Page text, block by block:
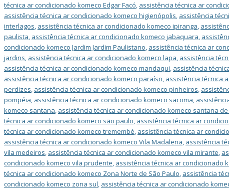
técnica ar condicionado komeco Edgar Facó, assistência técnica ar
assistência técnica ar condicionado komeco higienópolis, assistência
interlagos, assistência técnica ar condicionado komeco ipiranga,
paulista, assistência técnica ar condicionado komeco jabaquara,
condicionado komeco Jardim Jardim Paulistano, assistência técnica ar
jardins, assistência técnica ar condicionado komeco lapa, assistência
assistência técnica ar condicionado komeco mandaqui, assistência
assistência técnica ar condicionado komeco paraíso, assistência técnica
perdizes, assistência técnica ar condicionado komeco pinheiros,
pompéia, assistência técnica ar condicionado komeco sacomã,
komeco santana, assistência técnica ar condicionado komeco santana
técnica ar condicionado komeco são paulo, assistência técnica ar
técnica ar condicionado komeco tremembé, assistência técnica ar
assistência técnica ar condicionado komeco Vila Madalena, assistência
vila medeiros, assistência técnica ar condicionado komeco vila mirante,
condicionado komeco vila prudente, assistência técnica ar condicionado
técnica ar condicionado komeco Zona Norte de São Paulo, assistência
condicionado komeco zona sul, assistência técnica ar condicionado